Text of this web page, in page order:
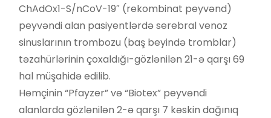
ChAdOx1-S/nCoV-19″ (rekombinat peyvənd)
peyvəndi alan pasiyentlərdə serebral venoz
sinuslarının trombozu (baş beyində tromblar)
təzahürlərinin çoxaldığı-gözlənilən 21-ə qarşı 69
hal müşahidə edilib.
Həmçinin “Pfayzer” və “Biotex” peyvəndi
alanlarda gözlənilən 2-ə qarşı 7 kəskin dağınıq